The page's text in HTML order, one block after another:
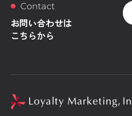
Contact
お問い合わせは
こちらから